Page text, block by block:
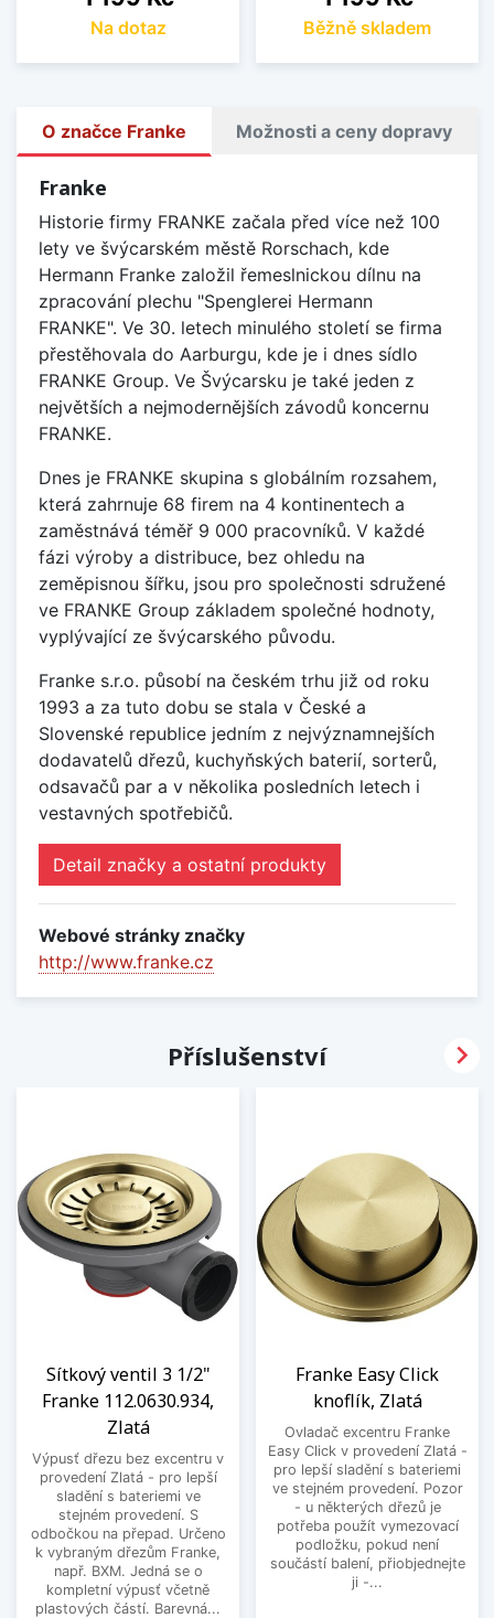
Na dotaz Běžně skladem
O značce Franke Možnosti a ceny dopravy
Franke
Historie firmy FRANKE začala před více než 100
lety ve švýcarském městě Rorschach, kde
Hermann Franke založil řemeslnickou dílnu na
zpracování plechu "Spenglerei Hermann
FRANKE". Ve 30. letech minulého století se firma
přestěhovala do Aarburgu, kde je i dnes sídlo
FRANKE Group. Ve Švýcarsku je také jeden z
největších a nejmodernějších závodů koncernu
FRANKE.
Dnes je FRANKE skupina s globálním rozsahem,
která zahrnuje 68 firem na 4 kontinentech a
zaměstnává téměř 9 000 pracovníků. V každé
fázi výroby a distribuce, bez ohledu na
zeměpisnou šířku, jsou pro společnosti sdružené
ve FRANKE Group základem společné hodnoty,
vyplývající ze švýcarského původu.
Franke s.r.o. působí na českém trhu již od roku
1993 a za tuto dobu se stala v České a
Slovenské republice jedním z nejvýznamnejších
dodavatelů dřezů, kuchyňských baterií, sorterů,
odsavačů par a v několika posledních letech i
vestavných spotřebičů.
Detail značky a ostatní produkty
Webové stránky značky
http://www.franke.cz
Příslušenství
Sítkový ventil 3 1/2"
Franke 112.0630.934,
Zlatá
Výpusť dřezu bez excentru v
provedení Zlatá - pro lepší
sladění s bateriemi ve
stejném provedení. S
odbočkou na přepad. Určeno
k vybraným dřezům Franke,
např. BXM. Jedná se o
kompletní výpusť včetně
plastových částí. Barevná...
Franke Easy Click
knoflík, Zlatá
Ovladač excentru Franke
Easy Click v provedení Zlatá -
pro lepší sladění s bateriemi
ve stejném provedení. Pozor
- u některých dřezů je
potřeba použít vymezovací
podložku, pokud není
součástí balení, přiobjednejte
ji -...
